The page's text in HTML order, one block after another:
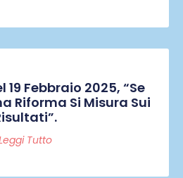
Febbraio 2025, “Se
Riforma Si Misura Sui
Tutto